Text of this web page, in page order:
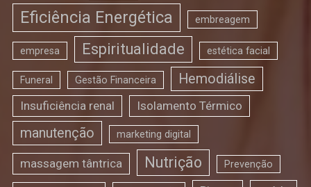
Eficiência Energética embreagem
empresa Espiritualidade estética facial
Funeral Gestão Financeira Hemodiálise
Insuficiência renal Isolamento Térmico
manutenção marketing digital
massagem tântrica Nutrição Prevenção